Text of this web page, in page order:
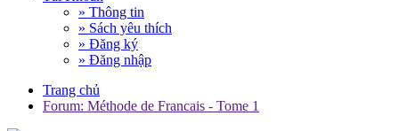
» Thông tin
» Sách yêu thích
» Đăng ký
» Đăng nhập
Trang chủ
Forum: Méthode de Francais - Tome 1